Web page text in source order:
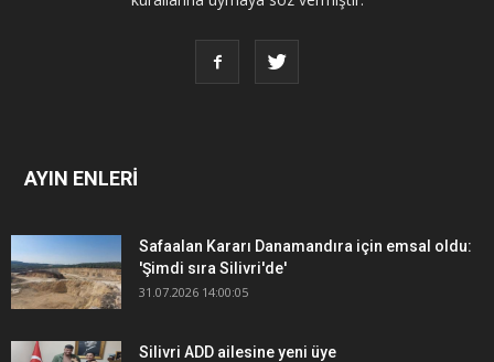
AYIN ENLERİ
Safaalan Kararı Danamandıra için emsal oldu:
'Şimdi sıra Silivri'de'
31.07.2026 14:00:05
Silivri ADD ailesine yeni üye